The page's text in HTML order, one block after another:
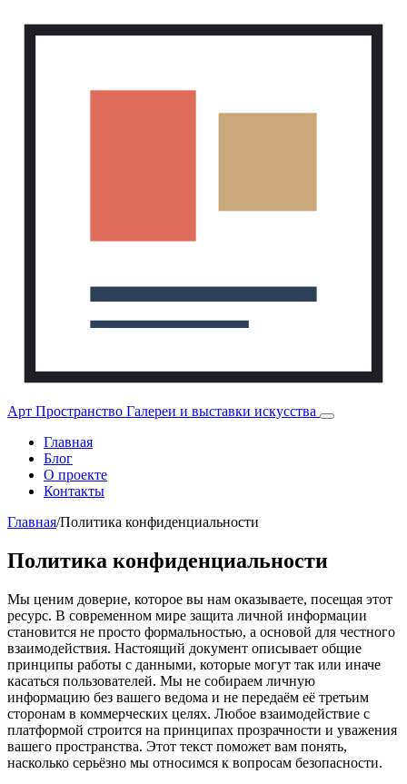
Арт Пространство Галереи и выставки искусства
Главная
Блог
О проекте
Контакты
Главная/Политика конфиденциальности
Политика конфиденциальности
Мы ценим доверие, которое вы нам оказываете, посещая этот
ресурс. В современном мире защита личной информации
становится не просто формальностью, а основой для честного
взаимодействия. Настоящий документ описывает общие
принципы работы с данными, которые могут так или иначе
касаться пользователей. Мы не собираем личную
информацию без вашего ведома и не передаём её третьим
сторонам в коммерческих целях. Любое взаимодействие с
платформой строится на принципах прозрачности и уважения
вашего пространства. Этот текст поможет вам понять,
насколько серьёзно мы относимся к вопросам безопасности.